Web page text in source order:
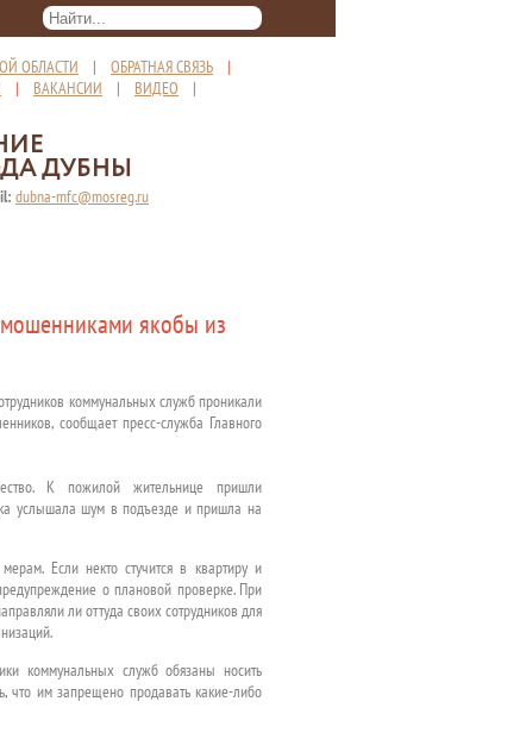
ОБЛАСТИ | ОБРАТНАЯ СВЯЗЬ |
| ВАКАНСИИ | ВИДЕО |
ДУБНЫ
dubna-mfc@mosreg.ru
якобы из
коммунальных служб проникали
сообщает пресс-служба Главного
К пожилой жительнице пришли
услышала шум в подъезде и пришла на
Если некто стучится в квартиру и
о плановой проверке. При
ли оттуда своих сотрудников для
коммунальных служб обязаны носить
что им запрещено продавать какие-либо